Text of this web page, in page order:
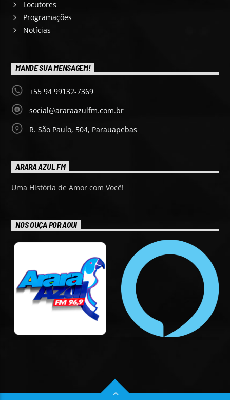
Locutores
Programações
Notícias
MANDE SUA MENSAGEM!
+55 94 99132-7369
social@araraazulfm.com.br
R. São Paulo, 504, Parauapebas
ARARA AZUL FM
Uma História de Amor com Você!
NOS OUÇA POR AQUI